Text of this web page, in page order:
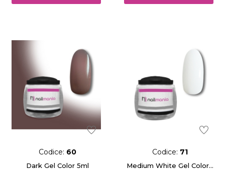
Codice: 60
Dark Gel Color 5ml
Codice: 71
Medium White Gel Color 5ml